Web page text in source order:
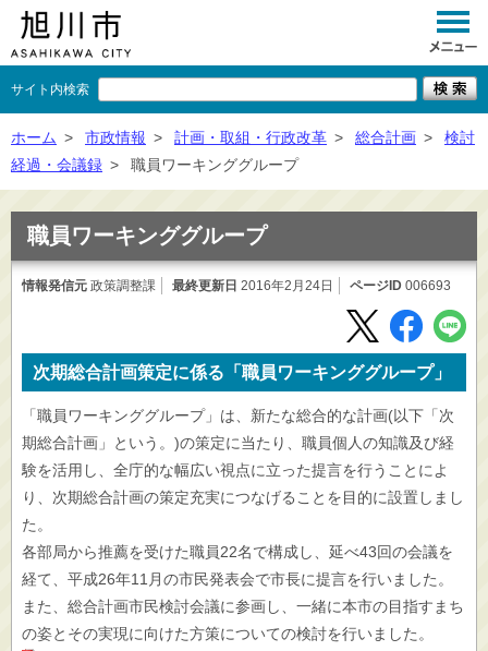
サイト内検索
くらし
観光
事業者向け
市政情報
× 閉じる
ホーム > 市政情報 > 計画・取組・行政改革 > 総合計画 >
検討
経過・会議録 > 職員ワーキンググループ
職員ワーキンググループ
情報発信元 政策調整課 最終更新日 2016年2月24日 ページID 006693
次期総合計画策定に係る「職員ワーキンググループ」
「職員ワーキンググループ」は、新たな総合的な計画(以下「次
期総合計画」という。)の策定に当たり、職員個人の知識及び経
験を活用し、全庁的な幅広い視点に立った提言を行うことによ
り、次期総合計画の策定充実につなげることを目的に設置しまし
た。
各部局から推薦を受けた職員22名で構成し、延べ43回の会議を
経て、平成26年11月の市民発表会で市長に提言を行いました。
また、総合計画市民検討会議に参画し、一緒に本市の目指すまち
の姿とその実現に向けた方策についての検討を行いました。